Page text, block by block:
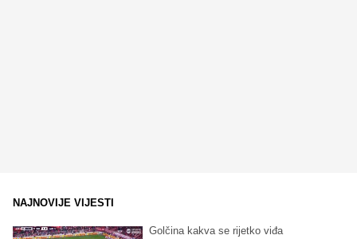
NAJNOVIJE VIJESTI
Golčina kakva se rijetko viđa